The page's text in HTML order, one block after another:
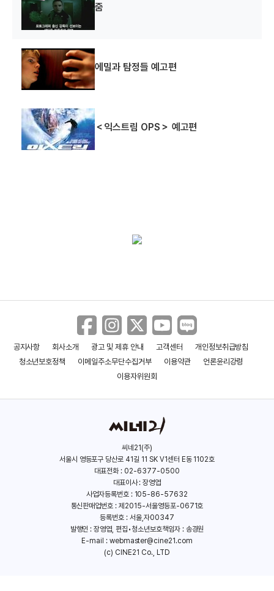
줌
에밀과 탐정들 예고편
＜익스트림 OPS＞ 예고편
공지사항 회사소개 광고 및 제휴 안내 고객센터
개인정보취급방침
청소년보호정책
이메일주소무단수집거부 이용약관
언론윤리강령
이용자위원회
씨네21(주)
서울시 영등포구 당산로 41길 11 SK V1센터 E동 1102호
대표전화 : 02-6377-0500
대표이사 : 장영엽
사업자등록번호 : 105-86-57632
통신판매업번호 : 제2015-서울영등포-0671호
등록번호 : 서울,자00347
발행인 : 장영엽, 편집•청소년보호책임자 : 송경원
E-mail : webmaster@cine21.com
(c) CINE21 Co., LTD